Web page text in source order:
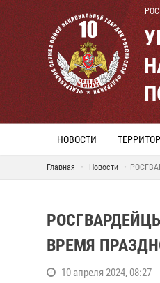
НОВОСТИ
Главная Новости
ВРЕМЯ
10 апреля 2024, 08:27